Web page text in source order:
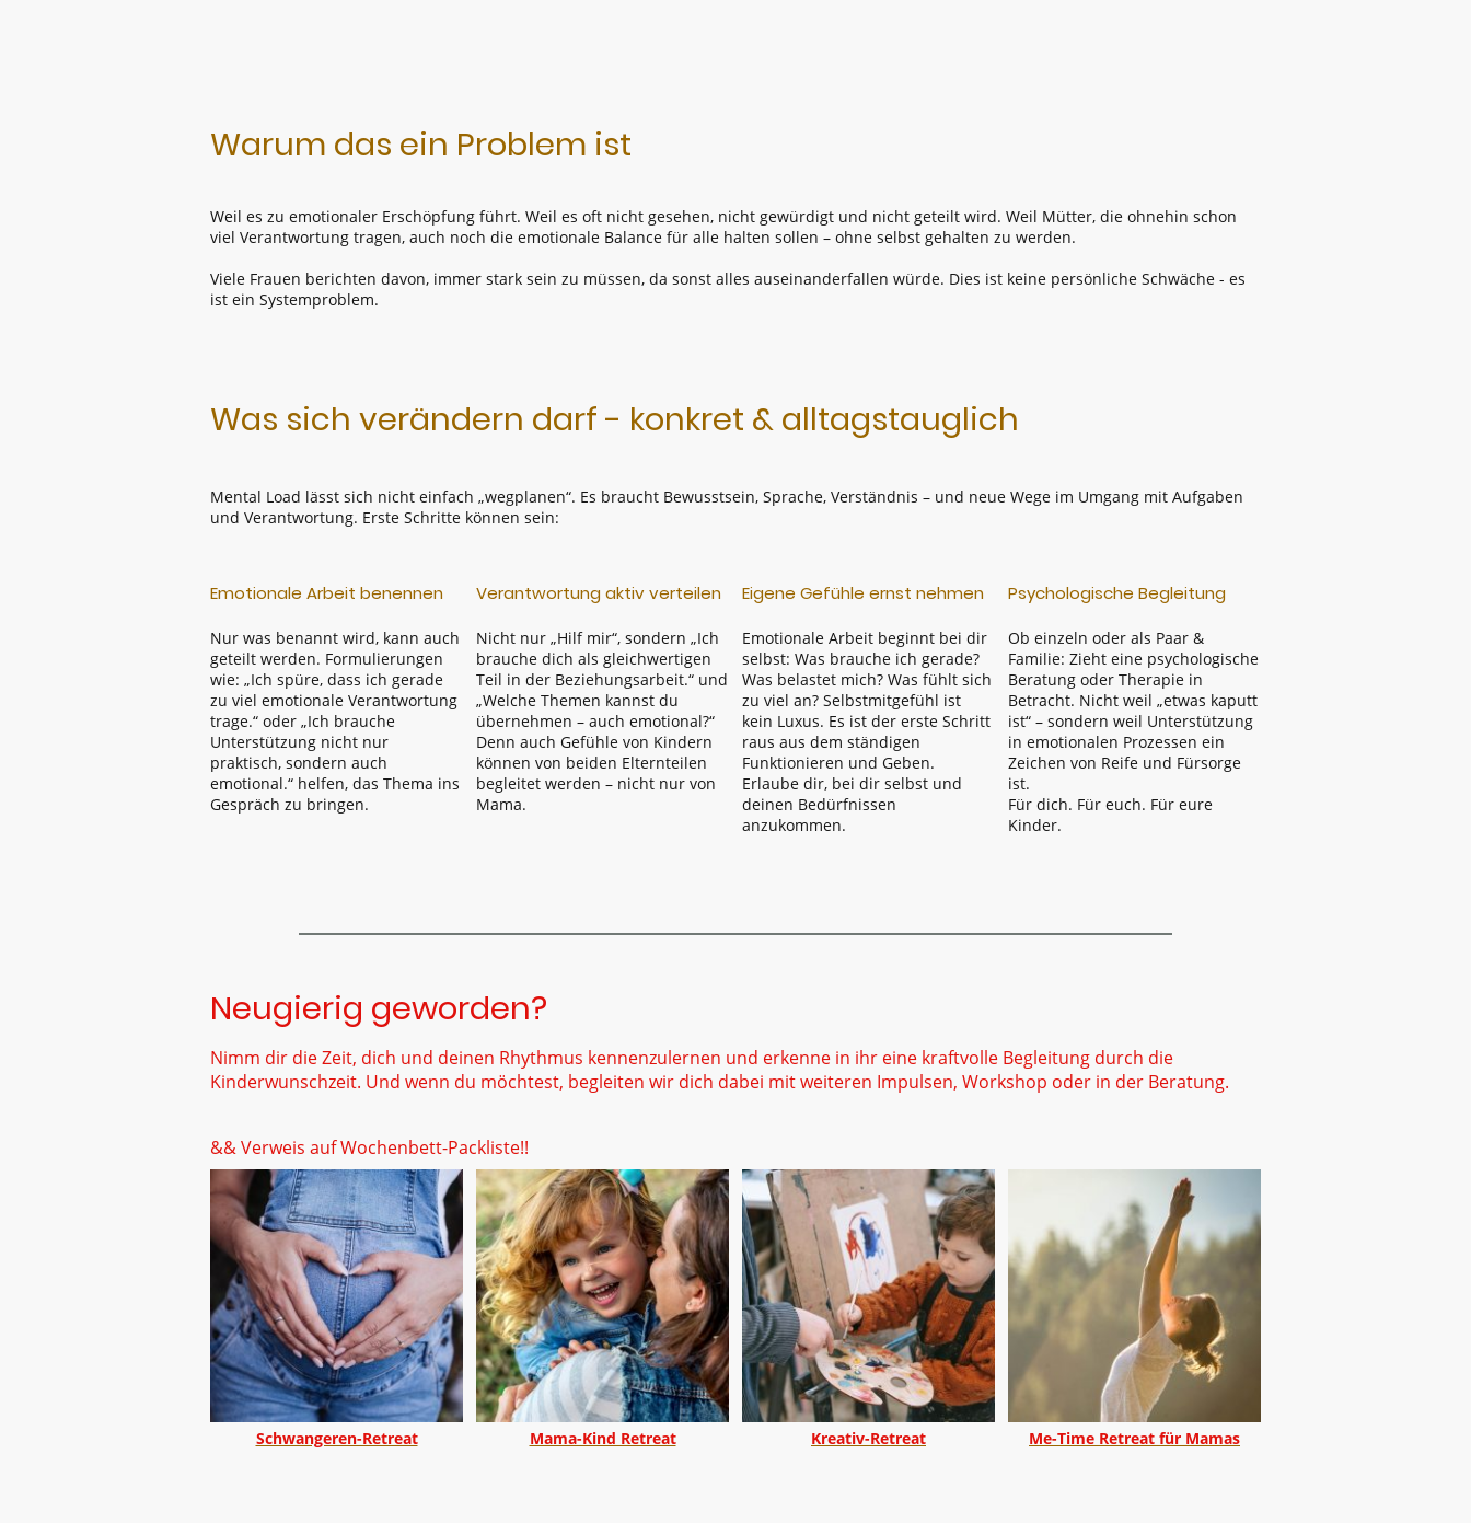
Warum das ein Problem ist
Weil es zu emotionaler Erschöpfung führt. Weil es oft nicht gesehen, nicht gewürdigt und nicht geteilt wird. Weil Mütter, die ohnehin schon
viel Verantwortung tragen, auch noch die emotionale Balance für alle halten sollen – ohne selbst gehalten zu werden.
Viele Frauen berichten davon, immer stark sein zu müssen, da sonst alles auseinanderfallen würde. Dies ist keine persönliche Schwäche - es
ist ein Systemproblem.
Was sich verändern darf - konkret & alltagstauglich
Emotionale Arbeit benennen
Nur was benannt wird, kann auch
geteilt werden. Formulierungen
wie: „Ich spüre, dass ich gerade
zu viel emotionale Verantwortung
trage.“ oder „Ich brauche
Unterstützung nicht nur
praktisch, sondern auch
emotional.“ helfen, das Thema ins
Gespräch zu bringen.
Verantwortung aktiv verteilen
Nicht nur „Hilf mir“, sondern „Ich
brauche dich als gleichwertigen
Teil in der Beziehungsarbeit.“ und
„Welche Themen kannst du
übernehmen – auch emotional?“
Denn auch Gefühle von Kindern
können von beiden Elternteilen
begleitet werden – nicht nur von
Mama.
Eigene Gefühle ernst nehmen
Emotionale Arbeit beginnt bei dir
selbst: Was brauche ich gerade?
Was belastet mich? Was fühlt sich
zu viel an? Selbstmitgefühl ist
kein Luxus. Es ist der erste Schritt
raus aus dem ständigen
Funktionieren und Geben.
Erlaube dir, bei dir selbst und
deinen Bedürfnissen
anzukommen.
Psychologische Begleitung
Ob einzeln oder als Paar &
Familie: Zieht eine psychologische
Beratung oder Therapie in
Betracht. Nicht weil „etwas kaputt
ist“ – sondern weil Unterstützung
in emotionalen Prozessen ein
Zeichen von Reife und Fürsorge
ist.
Für dich. Für euch. Für eure
Kinder.
Mental Load lässt sich nicht einfach „wegplanen“. Es braucht Bewusstsein, Sprache, Verständnis – und neue Wege im Umgang mit Aufgaben
und Verantwortung. Erste Schritte können sein:
Neugierig geworden?
Nimm dir die Zeit, dich und deinen Rhythmus kennenzulernen und erkenne in ihr eine kraftvolle Begleitung durch die
Kinderwunschzeit. Und wenn du möchtest, begleiten wir dich dabei mit weiteren Impulsen, Workshop oder in der Beratung.
&& Verweis auf Wochenbett-Packliste!!
Mama-Kind Retreat
Schwangeren-Retreat Kreativ-Retreat Me-Time Retreat für Mamas